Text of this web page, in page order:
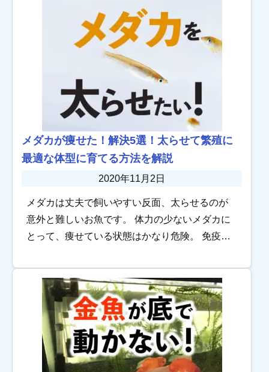
メダカが痩せた！解決5選！太らせて繁殖に
最適な体型に育てる方法を解説
2020年11月2日
メダカは丈夫で飼いやすい反面、太らせるのが
意外と難しいお魚です。 体力の少ないメダカに
とって、痩せている状態はかなり危険。 免疫が
薬浴や塩浴がとどめなって死んでしまうことも
あるん […]